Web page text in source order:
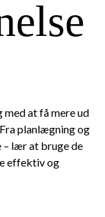
at få mere ud
planlægning og
lær at bruge de
effektiv og